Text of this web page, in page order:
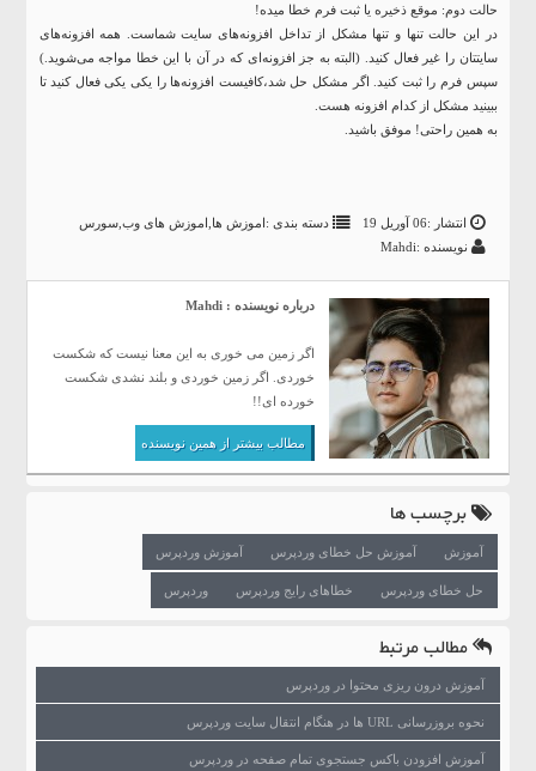
حالت دوم: موقع ذخیره یا ثبت فرم خطا میده!
در این حالت تنها و تنها مشکل از تداخل افزونه‌های سایت شماست. همه افزونه‌های
سایتتان را غیر فعال کنید. (البته به جز افزونه‌ای که در آن با این خطا مواجه می‌شوید.)
سپس فرم را ثبت کنید. اگر مشکل حل شد،کافیست افزونه‌ها را یکی یکی فعال کنید تا
ببینید مشکل از کدام افزونه هست.
به همین راحتی! موفق باشید.
انتشار :06 آوریل 19 دسته بندی :اموزش ها اموزش های وب ,سورس
نویسنده :Mahdi
درباره نویسنده : Mahdi
اگر زمین می خوری به این معنا نیست که شکست
خوردی. اگر زمین خوردی و بلند نشدی شکست
خورده ای!!
مطالب بیشتر از همین نویسنده
برچسب ها
آموزش آموزش حل خطای وردپرس آموزش وردپرس
حل خطای وردپرس خطاهای رایج وردپرس وردپرس
مطالب مرتبط
آموزش درون ریزی محتوا در وردپرس
نحوه بروزرسانی URL ها در هنگام انتقال سایت وردپرس
آموزش افزودن باکس جستجوی تمام صفحه در وردپرس